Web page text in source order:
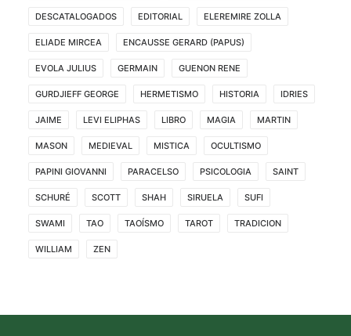
DESCATALOGADOS EDITORIAL ELEREMIRE ZOLLA
ELIADE MIRCEA ENCAUSSE GERARD (PAPUS)
EVOLA JULIUS GERMAIN GUENON RENE
GURDJIEFF GEORGE HERMETISMO HISTORIA IDRIES
JAIME LEVI ELIPHAS LIBRO MAGIA MARTIN
MASON MEDIEVAL MISTICA OCULTISMO
PAPINI GIOVANNI PARACELSO PSICOLOGIA SAINT
SCHURÉ SCOTT SHAH SIRUELA SUFI
SWAMI TAO TAOÍSMO TAROT TRADICION
WILLIAM ZEN